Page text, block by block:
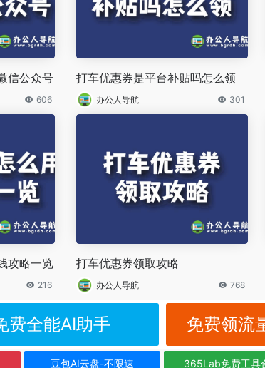
信公众号
606
打车优惠券是平台补贴吗怎么领
办公人导航 301
攻略一览
216
打车优惠券领取攻略
办公人导航 768
费全能AI助手 免费领流
豆包AI云盘-不限速 365Lab免费工具